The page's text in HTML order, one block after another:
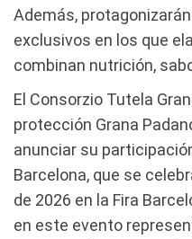
Además,
exclusivos en los que
combinan nutrición,
El Consorzio Tutela
protección Grana
anunciar su
Barcelona, que se
de 2026 en la Fira
en este evento